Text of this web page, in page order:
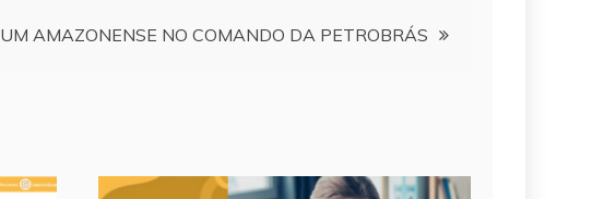
UM AMAZONENSE NO COMANDO DA PETROBRÁS